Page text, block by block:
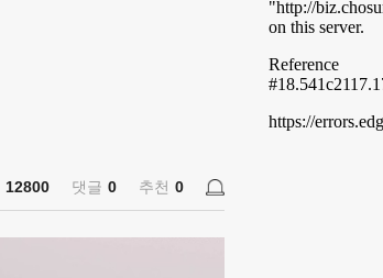
12800 댓글 0 추천 0